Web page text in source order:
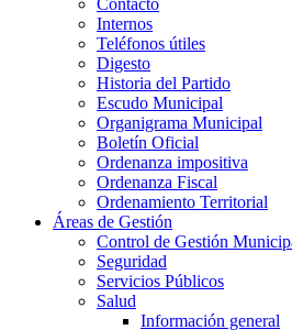
Contacto
Internos
Teléfonos útiles
Digesto
Historia del Partido
Escudo Municipal
Organigrama Municipal
Boletín Oficial
Ordenanza impositiva
Ordenanza Fiscal
Ordenamiento Territorial
Áreas de Gestión
Control de Gestión
Seguridad
Servicios Públicos
Salud
Información general